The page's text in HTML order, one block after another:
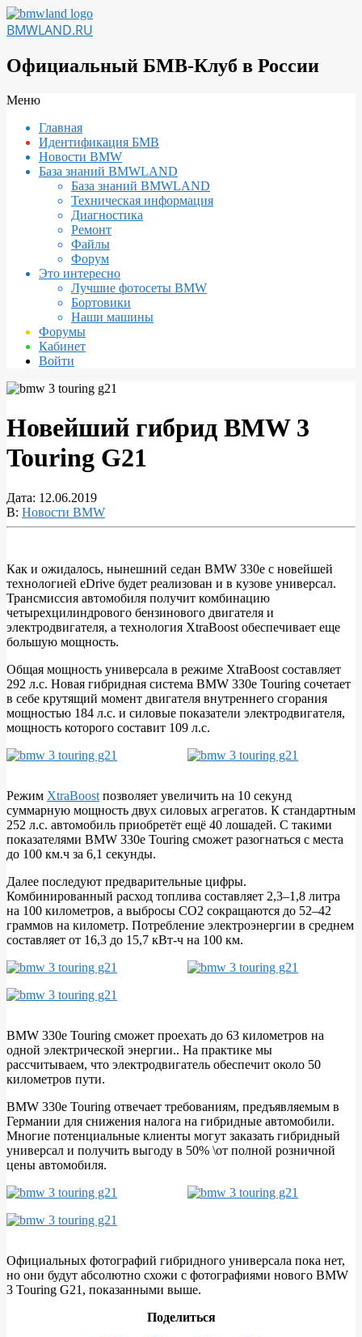
Перейти
к
BMWLAND.RU
Официальный БМВ-Клуб в России
Вторичное
навигации
Меню
Главная
Идентификация БМВ
Новости BMW
База знаний BMWLAND
База знаний BMWLAND
Техническая информация
Диагностика
Ремонт
Файлы
Форум
Это интересно
Лучшие фотосеты BMW
Бортовики
Наши машины
Форумы
Кабинет
Войти
Новейший гибрид BMW 3
Touring G21
Дата: 12.06.2019
В: Новости BMW
Новейший
гибрид
BMW
3
Touring
G21
Как и ожидалось, нынешний седан BMW 330e с новейшей
технологией eDrive будет реализован и в кузове универсал.
Трансмиссия автомобиля получит комбинацию
четырехцилиндрового бензинового двигателя и
электродвигателя, а технология XtraBoost обеспечивает еще
большую мощность.
Общая мощность универсала в режиме XtraBoost составляет
292 л.с. Новая гибридная система BMW 330e Touring сочетает
в себе крутящий момент двигателя внутреннего сгорания
мощностью 184 л.с. и силовые показатели электродвигателя,
мощность которого составит 109 л.с.
Режим XtraBoost позволяет увеличить на 10 секунд
суммарную мощность двух силовых агрегатов. К стандартным
252 л.с. автомобиль приобретёт ещё 40 лошадей. С такими
показателями BMW 330e Touring сможет разогнаться с места
до 100 км.ч за 6,1 секунды.
Далее последуют предварительные цифры.
Комбинированный расход топлива составляет 2,3–1,8 литра
на 100 километров, а выбросы CO2 сокращаются до 52–42
граммов на километр. Потребление электроэнергии в среднем
составляет от 16,3 до 15,7 кВт-ч на 100 км.
BMW 330e Touring сможет проехать до 63 километров на
одной электрической энергии.. На практике мы
рассчитываем, что электродвигатель обеспечит около 50
километров пути.
BMW 330e Touring отвечает требованиям, предъявляемым в
Германии для снижения налога на гибридные автомобили.
Многие потенциальные клиенты могут заказать гибридный
универсал и получить выгоду в 50% \от полной розничной
цены автомобиля.
Официальных фотографий гибридного универсала пока нет,
но они будут абсолютно схожи с фотографиями нового BMW
3 Touring G21, показанными выше.
Поделиться